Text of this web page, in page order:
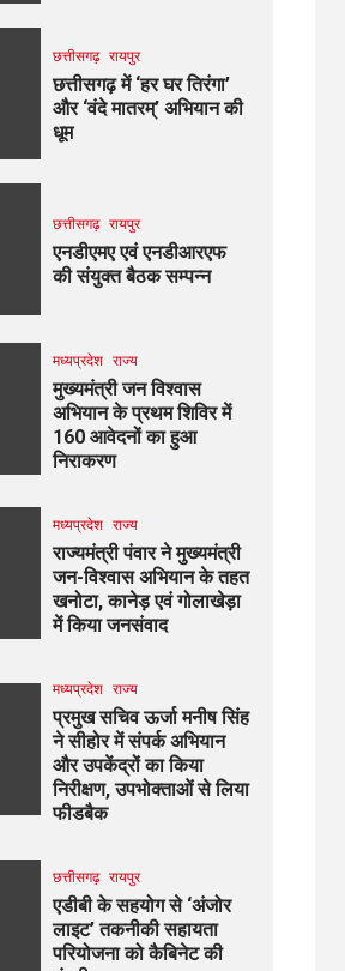
छत्तीसगढ़ रायपुर
छत्तीसगढ़ में ‘हर घर तिरंगा’
और ‘वंदे मातरम्’ अभियान की
धूम
छत्तीसगढ़ रायपुर
एनडीएमए एवं एनडीआरएफ
की संयुक्त बैठक सम्पन्न
मध्यप्रदेश राज्य
मुख्यमंत्री जन विश्वास
अभियान के प्रथम शिविर में
160 आवेदनों का हुआ
निराकरण
मध्यप्रदेश राज्य
राज्यमंत्री पंवार ने मुख्यमंत्री
जन-विश्वास अभियान के तहत
खनोटा, कानेड़ एवं गोलाखेड़ा
में किया जनसंवाद
मध्यप्रदेश राज्य
प्रमुख सचिव ऊर्जा मनीष सिंह
ने सीहोर में संपर्क अभियान
और उपकेंद्रों का किया
निरीक्षण, उपभोक्ताओं से लिया
फीडबैक
छत्तीसगढ़ रायपुर
एडीबी के सहयोग से ‘अंजोर
लाइट’ तकनीकी सहायता
परियोजना को कैबिनेट की